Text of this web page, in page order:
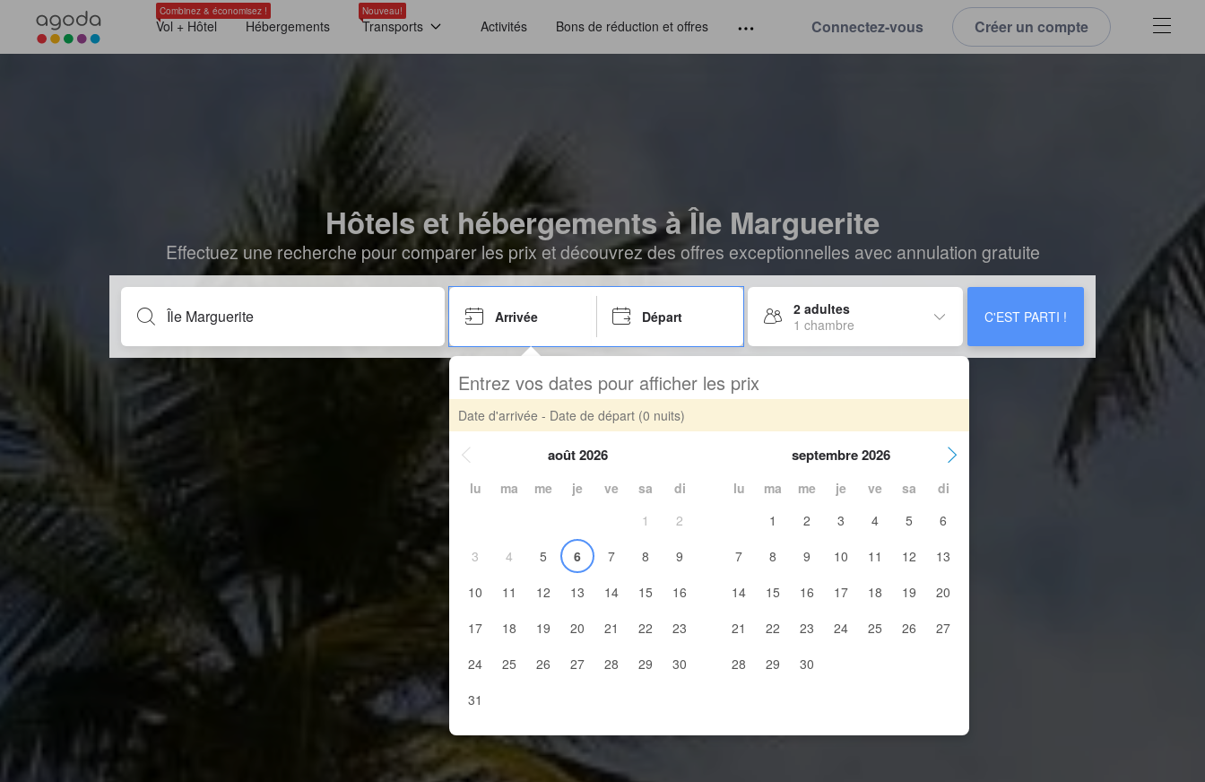
Combinez & économisez !
Vol + Hôtel Hébergements
Nouveau!
Transports Activités Bons de réduction et offres Connectez-vous Créer un compte
Hôtels et hébergements à Île Marguerite
Effectuez une recherche pour comparer les prix et découvrez des offres exceptionnelles avec annulation gratuite
Arrivée Départ
2 adultes
1 chambre
C'EST PARTI !
Entrez vos dates pour afficher les prix
Date d'arrivée - Date de départ (0 nuits)
août 2026
lu ma me je ve sa
di
1
2
3
4 5 6 7 8
9
10
11 12 13 14 15
16
17
18 19 20 21 22
23
24
25 26 27 28 29
30
31
septembre 2026
lu ma me je ve sa
di
1
2 3 4 5
6
7
8 9 10 11 12
13
14
15 16 17 18 19
20
21
22 23 24 25 26
27
28
29 30